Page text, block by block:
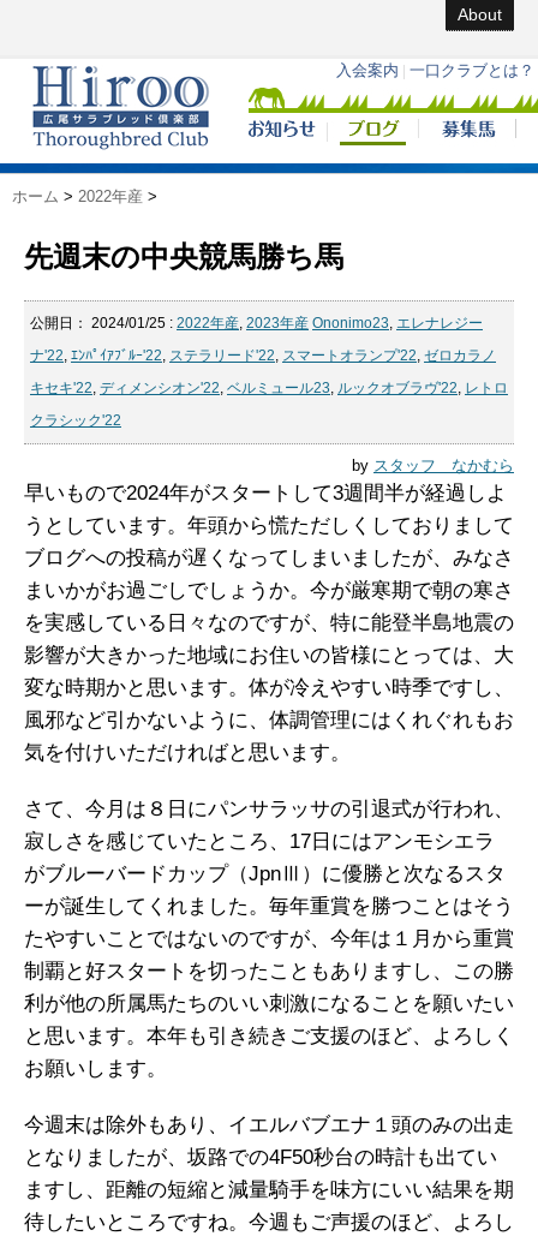
About
ホーム > 2022年産 >
先週末の中央競馬勝ち馬
公開日： 2024/01/25 : 2022年産, 2023年産 Ononimo23, エレナレジー
ナ'22, ｴﾝﾊﾟｲｱﾌﾞﾙｰ'22, ステラリード'22, スマートオランプ'22, ゼロカラノ
キセキ'22, ディメンシオン'22, ベルミュール23, ルックオブラヴ'22, レトロ
クラシック'22
by スタッフ なかむら
早いもので2024年がスタートして3週間半が経過しよ
うとしています。年頭から慌ただしくしておりまして
ブログへの投稿が遅くなってしまいましたが、みなさ
まいかがお過ごしでしょうか。今が厳寒期で朝の寒さ
を実感している日々なのですが、特に能登半島地震の
影響が大きかった地域にお住いの皆様にとっては、大
変な時期かと思います。体が冷えやすい時季ですし、
風邪など引かないように、体調管理にはくれぐれもお
気を付けいただければと思います。
さて、今月は８日にパンサラッサの引退式が行われ、
寂しさを感じていたところ、17日にはアンモシエラ
がブルーバードカップ（JpnⅢ）に優勝と次なるスタ
ーが誕生してくれました。毎年重賞を勝つことはそう
たやすいことではないのですが、今年は１月から重賞
制覇と好スタートを切ったこともありますし、この勝
利が他の所属馬たちのいい刺激になることを願いたい
と思います。本年も引き続きご支援のほど、よろしく
お願いします。
今週末は除外もあり、イエルバブエナ１頭のみの出走
となりましたが、坂路での4F50秒台の時計も出てい
ますし、距離の短縮と減量騎手を味方にいい結果を期
待したいところですね。今週もご声援のほど、よろし